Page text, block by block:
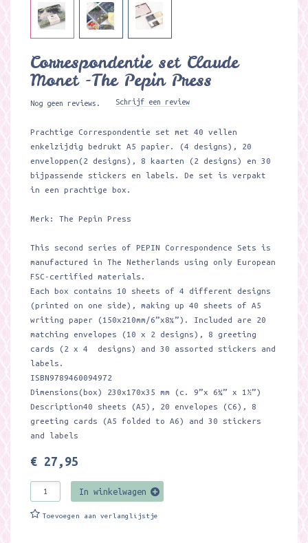
Correspondentie set Claude
Monet -The Pepin Press
Nog geen reviews. Schrijf een review
Prachtige Correspondentie set met 40 vellen
enkelzijdig bedrukt A5 papier. (4 designs), 20
enveloppen(2 designs), 8 kaarten (2 designs) en 30
bijpassende stickers en labels. De set is verpakt
in een prachtige box.
Merk: The Pepin Press
This second series of PEPIN Correspondence Sets is
manufactured in The Netherlands using only European
FSC-certified materials.
Each box contains 10 sheets of 4 different designs
(printed on one side), making up 40 sheets of A5
writing paper (150x210mm/6”x8¼”). Included are 20
matching envelopes (10 x 2 designs), 8 greeting
cards (2 x 4 designs) and 30 assorted stickers and
labels.
ISBN9789460094972
Dimensions(box) 230x170x35 mm (c. 9”x 6¾” x 1½”)
Description40 sheets (A5), 20 envelopes (C6), 8
greeting cards (A5 folded to A6) and 30 stickers
and labels
€ 27,95
In winkelwagen
Toevoegen aan verlanglijstje